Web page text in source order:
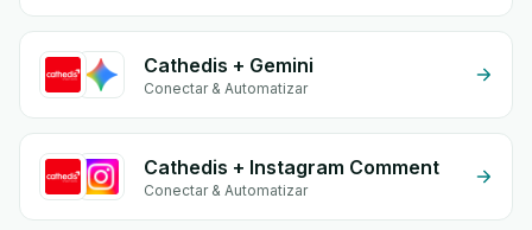
Cathedis + Gemini
Conectar & Automatizar
Cathedis + Instagram Comment
Conectar & Automatizar